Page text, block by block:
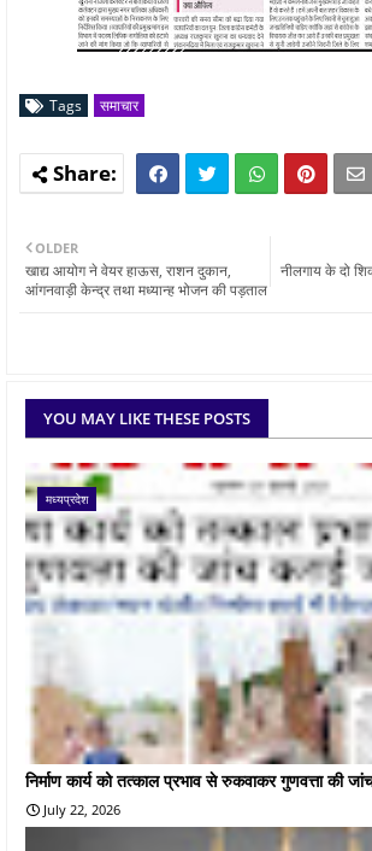
Tags समाचार
नीलगाय के दो
OLDER
खाद्य आयोग ने वेयर हाऊस, राशन दुकान,
आंगनवाड़ी केन्द्र तथा मध्यान्ह भोजन की पड़ताल
YOU MAY LIKE THESE POSTS
मध्यप्रदेश
निर्माण कार्य को तत्काल प्रभाव से रुकवाकर गुणवत्ता की
July 22, 2026